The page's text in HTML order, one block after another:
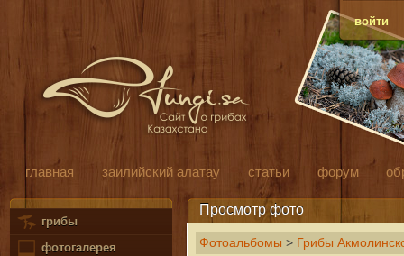
войти
главная заилийский алатау статьи форум
грибы
фотогалерея
Просмотр фото
Фотоальбомы > Грибы